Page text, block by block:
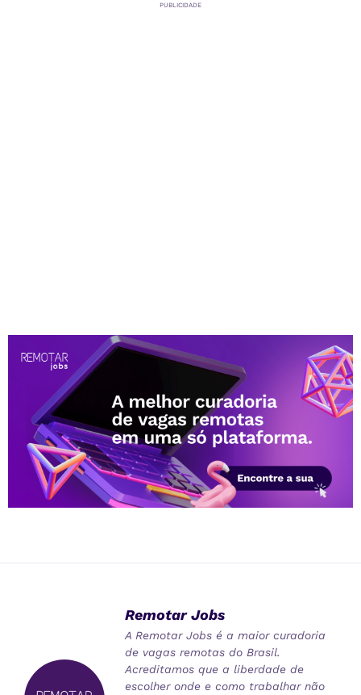
PUBLICIDADE
Remotar Jobs
A Remotar Jobs é a maior curadoria
de vagas remotas do Brasil.
Acreditamos que a liberdade de
escolher onde e como trabalhar não